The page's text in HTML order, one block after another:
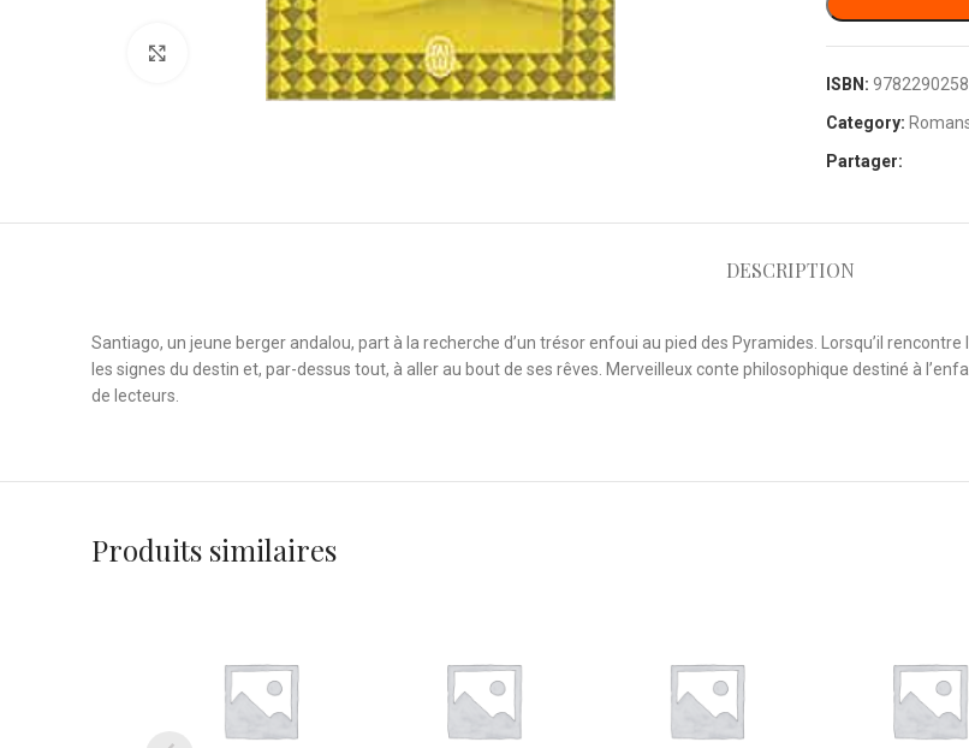
Click to enlarge
ISBN:
Category:
Partager:
DESCRIPTION
Santiago, un jeune berger andalou, part à la recherche d’un trésor enfoui au pied des Pyramides. Lorsqu’il
les signes du destin et, par-dessus tout, à aller au bout de ses rêves. Merveilleux conte philosophique destiné à
de lecteurs.
Produits similaires